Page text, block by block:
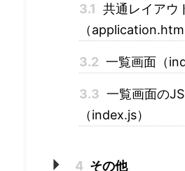
3.1 共通レイアウ
（
3.2 一覧画面（
3.3 一覧画面の
（index.js）
4 その他